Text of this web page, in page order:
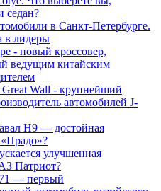
седан?
в Санкт-Петербурге.
в лидеры
- новый кроссовер,
ведущим китайским
Wall - крупнейший
автомобилей J-
H9 — достойная
«Прадо»?
улучшенная
Патриот?
— первый